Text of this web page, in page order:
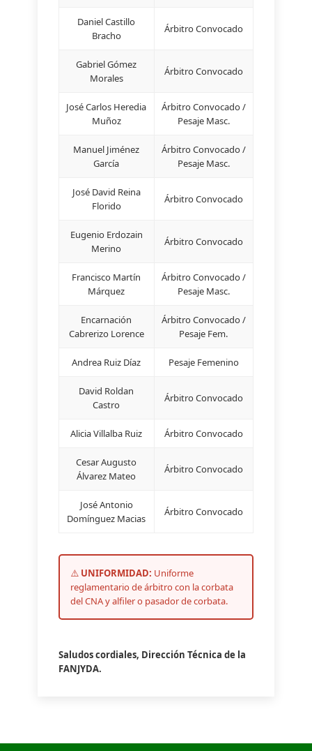
Daniel Castillo
Bracho
Árbitro Convocado
Gabriel Gómez
Morales
Árbitro Convocado
José Carlos Heredia
Muñoz
Árbitro Convocado /
Pesaje Masc.
Manuel Jiménez
García
Árbitro Convocado /
Pesaje Masc.
José David Reina
Florido
Árbitro Convocado
Eugenio Erdozain
Merino
Árbitro Convocado
Francisco Martín
Márquez
Árbitro Convocado /
Pesaje Masc.
Encarnación
Cabrerizo Lorence
Árbitro Convocado /
Pesaje Fem.
Andrea Ruiz Díaz Pesaje Femenino
David Roldan
Castro
Árbitro Convocado
Alicia Villalba Ruiz Árbitro Convocado
Cesar Augusto
Álvarez Mateo
Árbitro Convocado
José Antonio
Domínguez Macias
Árbitro Convocado
⚠️ UNIFORMIDAD: Uniforme
reglamentario de árbitro con la corbata
del CNA y alfiler o pasador de corbata.
Saludos cordiales, Dirección Técnica de la
FANJYDA.